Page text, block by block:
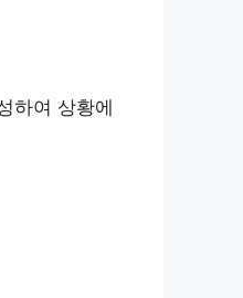
하여 상황에